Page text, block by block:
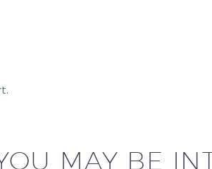
MAY BE